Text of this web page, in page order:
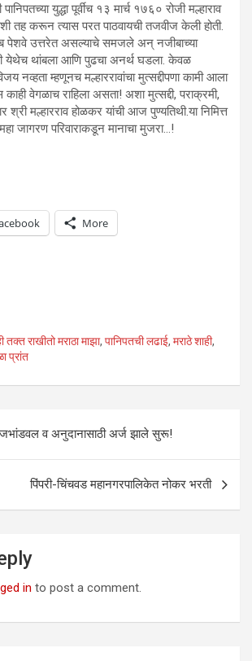
युद्धा पूर्वीच १३ मार्च १७६० रोजी मल्हाराव
तह करून त्यास परत पाठवायची तजवीज केली होती.
पेशवे उत्तरेत असल्याचे समजले अन् नजीबाच्या
येथेच थांबला आणि पुढचा अनर्थ घडला. केवळ
नव्हता म्हणूनच मल्हाररावांचा मुत्सद्दीपणा कामी आला
काही वेगळाच राहिला असता! अशा मुत्सद्दी, पराक्रमी,
मल्हारराव होळकर यांची आज पुण्यतिथी.या निमित्त
जागरण परिवाराकडून मानाचा मुजरा…!
More
तक्त राखीतो मराठा माझा, पानिपतची लढाई, मराठे शाही,
प्रांत
व अनुदानासाठी अर्ज झाले सुरू!
पिंपरी-चिंचवड महानगरपालिकेत नोकर भरती
in to post a comment.